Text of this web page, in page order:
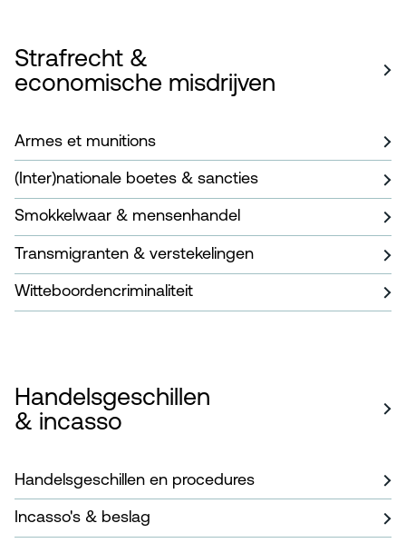
Strafrecht &
economische misdrijven
Armes et munitions
(Inter)nationale boetes & sancties
Smokkelwaar & mensenhandel
Transmigranten & verstekelingen
Witteboordencriminaliteit
Handelsgeschillen
& incasso
Handelsgeschillen en procedures
Incasso's & beslag